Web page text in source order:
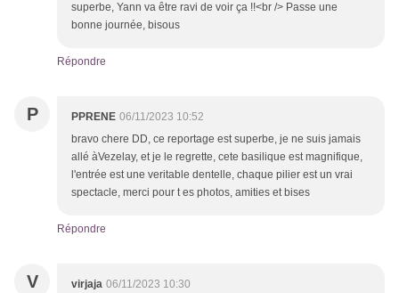
superbe, Yann va être ravi de voir ça !!<br /> Passe une
bonne journée, bisous
Répondre
P PPRENE 06/11/2023 10:52
bravo chere DD, ce reportage est superbe, je ne suis jamais
allé àVezelay, et je le regrette, cete basilique est magnifique,
l'entrée est une veritable dentelle, chaque pilier est un vrai
spectacle, merci pour t es photos, amities et bises
Répondre
V virjaja 06/11/2023 10:30